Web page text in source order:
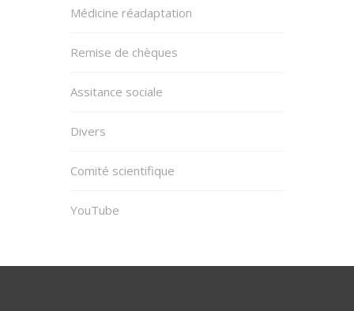
Médicine réadaptation
Remise de chèques
Assitance sociale
Divers
Comité scientifique
YouTube